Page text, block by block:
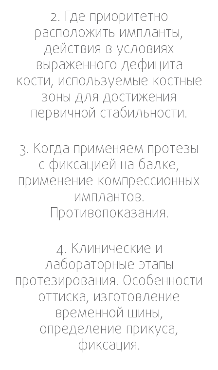
2. Где приоритетно
расположить импланты,
действия в условиях
выраженного дефицита
кости, используемые костные
зоны для достижения
первичной стабильности.
3. Когда применяем протезы
с фиксацией на балке,
применение компрессионных
имплантов.
Противопоказания.
4. Клинические и
лабораторные этапы
протезирования. Особенности
оттиска, изготовление
временной шины,
определение прикуса,
фиксация.